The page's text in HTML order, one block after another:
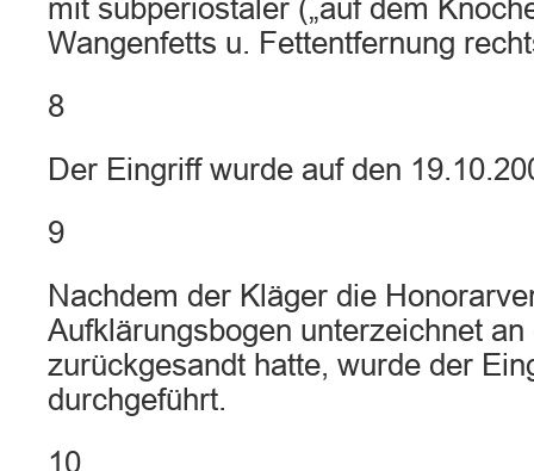
mit subperiostaler („auf dem
Wangenfetts u. Fettentfernung
8
Der Eingriff wurde auf den
9
Nachdem der Kläger die
Aufklärungsbogen unterzeichnet
zurückgesandt hatte, wurde der
durchgeführt.
10